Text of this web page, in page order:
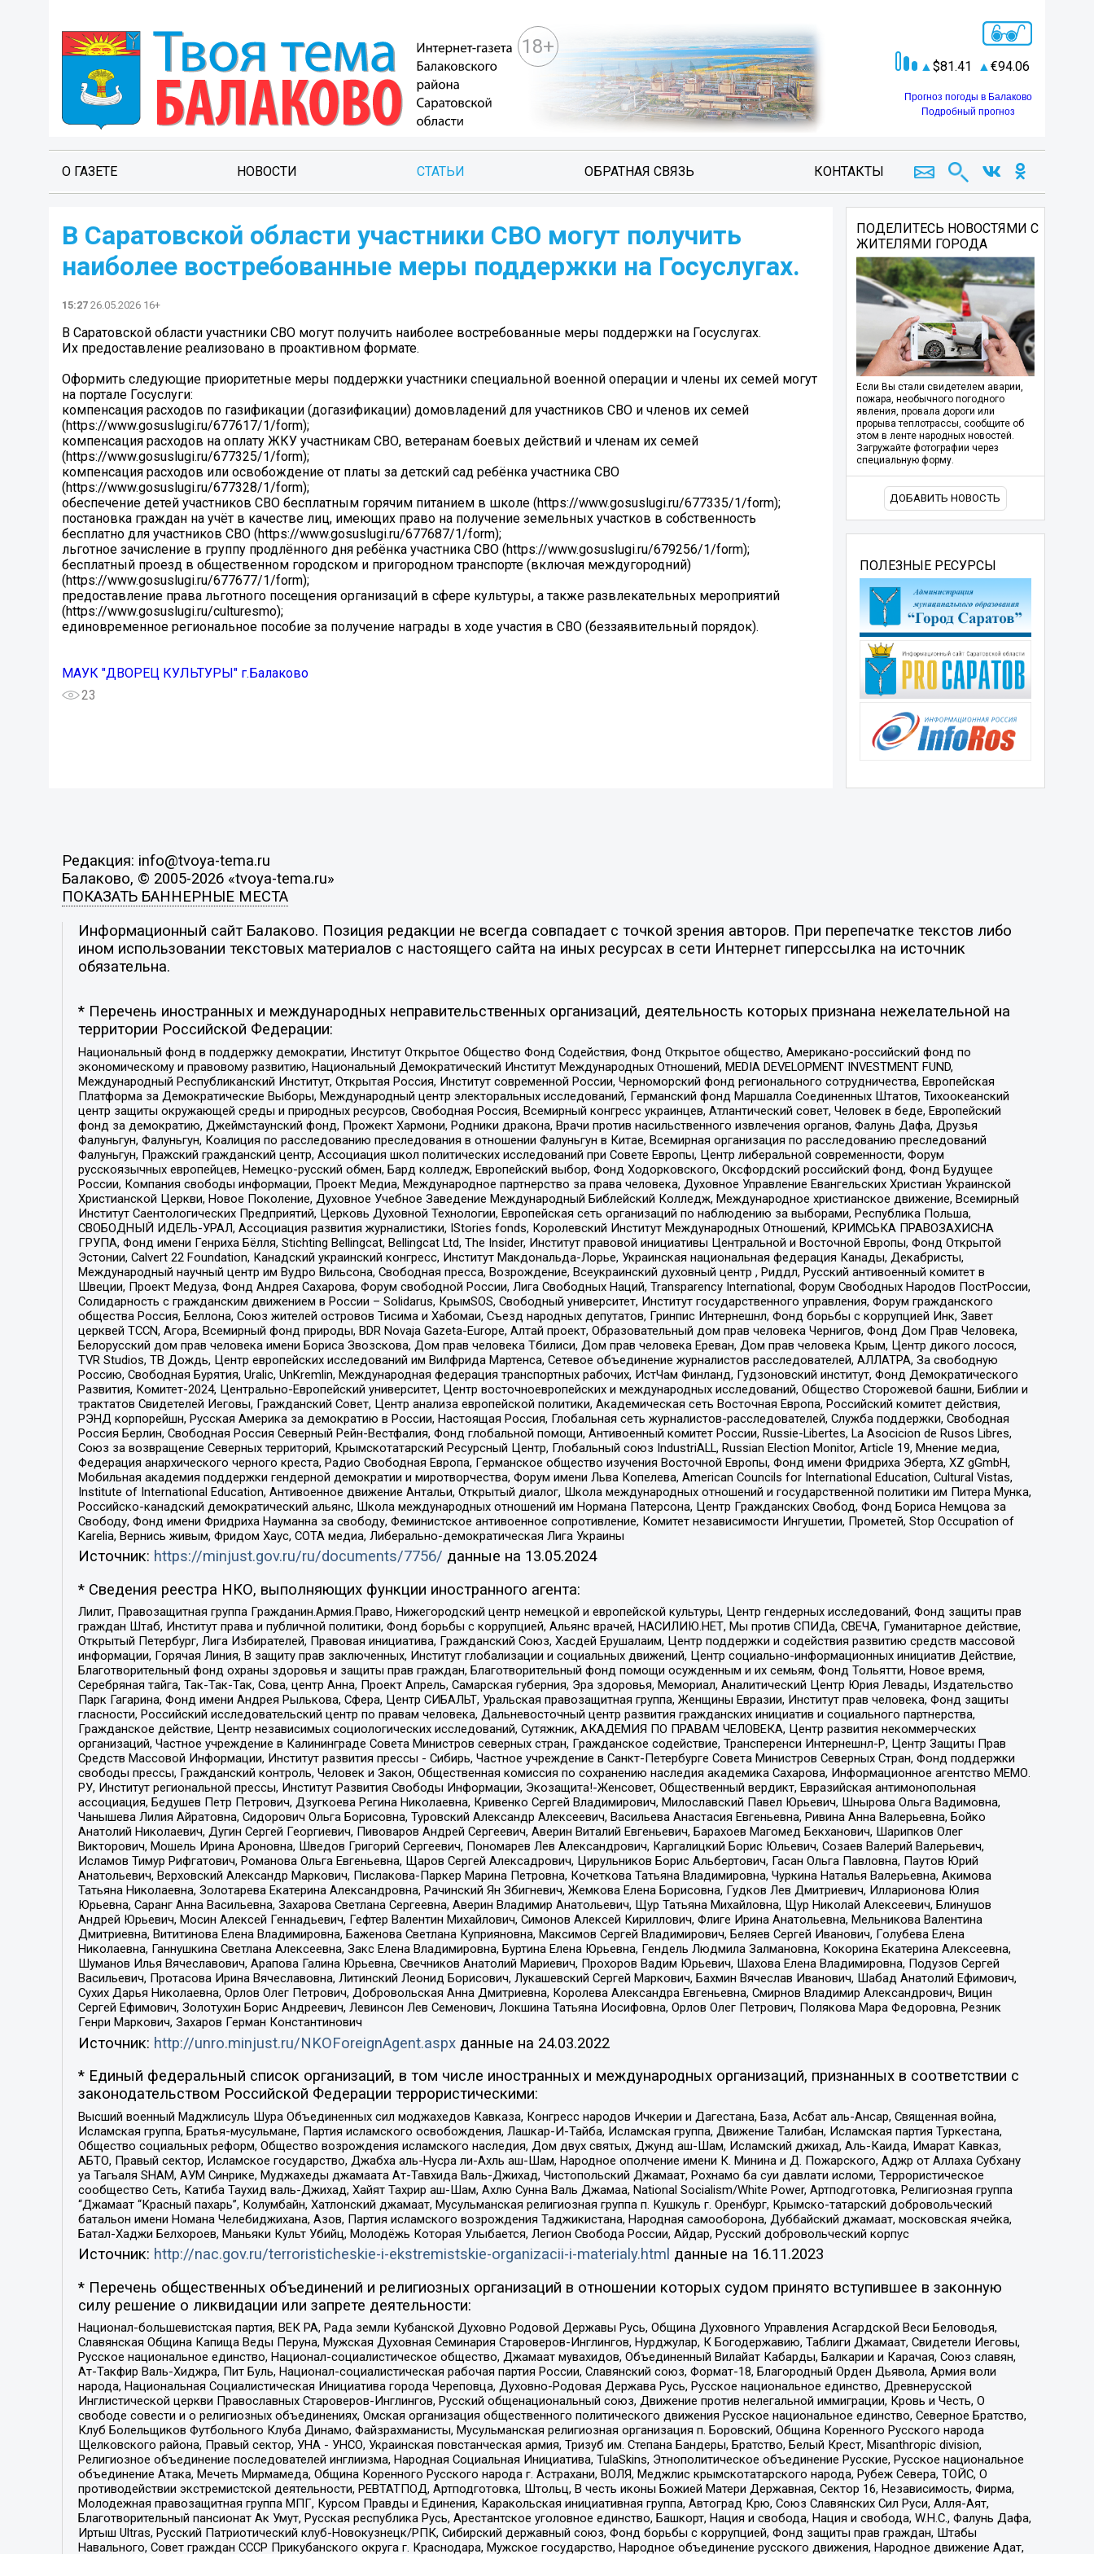
18+
81.41 94.06
Прогноз погоды в Балаково
Подробный прогноз
О ГАЗЕТЕ НОВОСТИ СТАТЬИ ОБРАТНАЯ СВЯЗЬ КОНТАКТЫ
В Саратовской области участники СВО могут получить
наиболее востребованные меры поддержки на Госуслугах.
15:27 26.05.2026 16+
В Саратовской области участники СВО могут получить наиболее востребованные меры поддержки на Госуслугах.
Их предоставление реализовано в проактивном формате.
Оформить следующие приоритетные меры поддержки участники специальной военной операции и члены их семей могут
на портале Госуслуги:
компенсация расходов по газификации (догазификации) домовладений для участников СВО и членов их семей
(https://www.gosuslugi.ru/677617/1/form);
компенсация расходов на оплату ЖКУ участникам СВО, ветеранам боевых действий и членам их семей
(https://www.gosuslugi.ru/677325/1/form);
компенсация расходов или освобождение от платы за детский сад ребёнка участника СВО
(https://www.gosuslugi.ru/677328/1/form);
обеспечение детей участников СВО бесплатным горячим питанием в школе (https://www.gosuslugi.ru/677335/1/form);
постановка граждан на учёт в качестве лиц, имеющих право на получение земельных участков в собственность
бесплатно для участников СВО (https://www.gosuslugi.ru/677687/1/form);
льготное зачисление в группу продлённого дня ребёнка участника СВО (https://www.gosuslugi.ru/679256/1/form);
бесплатный проезд в общественном городском и пригородном транспорте (включая междугородний)
(https://www.gosuslugi.ru/677677/1/form);
предоставление права льготного посещения организаций в сфере культуры, а также развлекательных мероприятий
(https://www.gosuslugi.ru/culturesmo);
единовременное региональное пособие за получение награды в ходе участия в СВО (беззаявительный порядок).
МАУК "ДВОРЕЦ КУЛЬТУРЫ" г.Балаково
23
ПОДЕЛИТЕСЬ НОВОСТЯМИ С
ЖИТЕЛЯМИ ГОРОДА
Если Вы стали свидетелем аварии,
пожара, необычного погодного
явления, провала дороги или
прорыва теплотрассы, сообщите об
этом в ленте народных новостей.
Загружайте фотографии через
специальную форму.
ДОБАВИТЬ НОВОСТЬ
ПОЛЕЗНЫЕ РЕСУРСЫ
Редакция: info@tvoya-tema.ru
Балаково, © 2005-2026 «tvoya-tema.ru»
ПОКАЗАТЬ БАННЕРНЫЕ МЕСТА
Информационный сайт Балаково. Позиция редакции не всегда совпадает с точкой зрения авторов. При перепечатке текстов либо
ином использовании текстовых материалов с настоящего сайта на иных ресурсах в сети Интернет гиперссылка на источник
обязательна.
* Перечень иностранных и международных неправительственных организаций, деятельность которых признана нежелательной на
территории Российской Федерации:
Национальный фонд в поддержку демократии, Институт Открытое Общество Фонд Содействия, Фонд Открытое общество, Американо-российский фонд по
экономическому и правовому развитию, Национальный Демократический Институт Международных Отношений, MEDIA DEVELOPMENT INVESTMENT FUND,
Международный Республиканский Институт, Открытая Россия, Институт современной России, Черноморский фонд регионального сотрудничества, Европейская
Платформа за Демократические Выборы, Международный центр электоральных исследований, Германский фонд Маршалла Соединенных Штатов, Тихоокеанский
центр защиты окружающей среды и природных ресурсов, Свободная Россия, Всемирный конгресс украинцев, Атлантический совет, Человек в беде, Европейский
фонд за демократию, Джеймстаунский фонд, Прожект Хармони, Родники дракона, Врачи против насильственного извлечения органов, Фалунь Дафа, Друзья
Фалуньгун, Фалуньгун, Коалиция по расследованию преследования в отношении Фалуньгун в Китае, Всемирная организация по расследованию преследований
Фалуньгун, Пражский гражданский центр, Ассоциация школ политических исследований при Совете Европы, Центр либеральной современности, Форум
русскоязычных европейцев, Немецко-русский обмен, Бард колледж, Европейский выбор, Фонд Ходорковского, Оксфордский российский фонд, Фонд Будущее
России, Компания свободы информации, Проект Медиа, Международное партнерство за права человека, Духовное Управление Евангельских Христиан Украинской
Христианской Церкви, Новое Поколение, Духовное Учебное Заведение Международный Библейский Колледж, Международное христианское движение, Всемирный
Институт Саентологических Предприятий, Церковь Духовной Технологии, Европейская сеть организаций по наблюдению за выборами, Республика Польша,
СВОБОДНЫЙ ИДЕЛЬ-УРАЛ, Ассоциация развития журналистики, IStories fonds, Королевский Институт Международных Отношений, КРИМСЬКА ПРАВОЗАХИСНА
ГРУПА, Фонд имени Генриха Бёлля, Stichting Bellingcat, Bellingcat Ltd, The Insider, Институт правовой инициативы Центральной и Восточной Европы, Фонд Открытой
Эстонии, Calvert 22 Foundation, Канадский украинский конгресс, Институт Макдональда-Лорье, Украинская национальная федерация Канады, Декабристы,
Международный научный центр им Вудро Вильсона, Свободная пресса, Возрождение, Всеукраинский духовный центр , Риддл, Русский антивоенный комитет в
Швеции, Проект Медуза, Фонд Андрея Сахарова, Форум свободной России, Лига Свободных Наций, Transparеncy International, Форум Свободных Народов ПостРоссии,
Солидарность с гражданским движением в России – Solidarus, КрымSOS, Свободный университет, Институт государственного управления, Форум гражданского
общества Россия, Беллона, Союз жителей островов Тисима и Хабомаи, Съезд народных депутатов, Гринпис Интернешнл, Фонд борьбы с коррупцией Инк, Завет
церквей TCCN, Агора, Всемирный фонд природы, BDR Novaja Gazeta-Europe, Алтай проект, Образовательный дом прав человека Чернигов, Фонд Дом Прав Человека,
Белорусский дом прав человека имени Бориса Звозскова, Дом прав человека Тбилиси, Дом прав человека Ереван, Дом прав человека Крым, Центр дикого лосося,
TVR Studios, ТВ Дождь, Центр европейских исследований им Вилфрида Мартенса, Сетевое объединение журналистов расследователей, АЛЛАТРА, За свободную
Россию, Свободная Бурятия, Uralic, UnKremlin, Международная федерация транспортных рабочих, ИстЧам Финланд, Гудзоновский институт, Фонд Демократического
Развития, Комитет-2024, Центрально-Европейский университет, Центр восточноевропейских и международных исследований, Общество Сторожевой башни, Библии и
трактатов Свидетелей Иеговы, Гражданский Совет, Центр анализа европейской политики, Академическая сеть Восточная Европа, Российский комитет действия,
РЭНД корпорейшн, Русская Америка за демократию в России, Настоящая Россия, Глобальная сеть журналистов-расследователей, Служба поддержки, Свободная
Россия Берлин, Свободная Россия Северный Рейн-Вестфалия, Фонд глобальной помощи, Антивоенный комитет России, Russie-Libertes, La Asocicion de Rusos Libres,
Союз за возвращение Северных территорий, Крымскотатарский Ресурсный Центр, Глобальный союз IndustriALL, Russian Election Monitor, Article 19, Мнение медиа,
Федерация анархического черного креста, Радио Свободная Европа, Германское общество изучения Восточной Европы, Фонд имени Фридриха Эберта, XZ gGmbH,
Мобильная академия поддержки гендерной демократии и миротворчества, Форум имени Льва Копелева, American Councils for International Education, Cultural Vistas,
Institute of International Education, Антивоенное движение Антальи, Открытый диалог, Школа международных отношений и государственной политики им Питера Мунка,
Российско-канадский демократический альянс, Школа международных отношений им Нормана Патерсона, Центр Гражданских Свобод, Фонд Бориса Немцова за
Свободу, Фонд имени Фридриха Науманна за свободу, Феминистское антивоенное сопротивление, Комитет независимости Ингушетии, Прометей, Stop Occupation of
Karelia, Вернись живым, Фридом Хаус, СОТА медиа, Либерально-демократическая Лига Украины
Источник: https://minjust.gov.ru/ru/documents/7756/ данные на 13.05.2024
* Сведения реестра НКО, выполняющих функции иностранного агента:
Лилит, Правозащитная группа Гражданин.Армия.Право, Нижегородский центр немецкой и европейской культуры, Центр гендерных исследований, Фонд защиты прав
граждан Штаб, Институт права и публичной политики, Фонд борьбы с коррупцией, Альянс врачей, НАСИЛИЮ.НЕТ, Мы против СПИДа, СВЕЧА, Гуманитарное действие,
Открытый Петербург, Лига Избирателей, Правовая инициатива, Гражданский Союз, Хасдей Ерушалаим, Центр поддержки и содействия развитию средств массовой
информации, Горячая Линия, В защиту прав заключенных, Институт глобализации и социальных движений, Центр социально-информационных инициатив Действие,
Благотворительный фонд охраны здоровья и защиты прав граждан, Благотворительный фонд помощи осужденным и их семьям, Фонд Тольятти, Новое время,
Серебряная тайга, Так-Так-Так, Сова, центр Анна, Проект Апрель, Самарская губерния, Эра здоровья, Мемориал, Аналитический Центр Юрия Левады, Издательство
Парк Гагарина, Фонд имени Андрея Рылькова, Сфера, Центр СИБАЛЬТ, Уральская правозащитная группа, Женщины Евразии, Институт прав человека, Фонд защиты
гласности, Российский исследовательский центр по правам человека, Дальневосточный центр развития гражданских инициатив и социального партнерства,
Гражданское действие, Центр независимых социологических исследований, Сутяжник, АКАДЕМИЯ ПО ПРАВАМ ЧЕЛОВЕКА, Центр развития некоммерческих
организаций, Частное учреждение в Калининграде Совета Министров северных стран, Гражданское содействие, Трансперенси Интернешнл-Р, Центр Защиты Прав
Средств Массовой Информации, Институт развития прессы - Сибирь, Частное учреждение в Санкт-Петербурге Совета Министров Северных Стран, Фонд поддержки
свободы прессы, Гражданский контроль, Человек и Закон, Общественная комиссия по сохранению наследия академика Сахарова, Информационное агентство МЕМО.
РУ, Институт региональной прессы, Институт Развития Свободы Информации, Экозащита!-Женсовет, Общественный вердикт, Евразийская антимонопольная
ассоциация, Бедушев Петр Петрович, Дзугкоева Регина Николаевна, Кривенко Сергей Владимирович, Милославский Павел Юрьевич, Шнырова Ольга Вадимовна,
Чанышева Лилия Айратовна, Сидорович Ольга Борисовна, Туровский Александр Алексеевич, Васильева Анастасия Евгеньевна, Ривина Анна Валерьевна, Бойко
Анатолий Николаевич, Дугин Сергей Георгиевич, Пивоваров Андрей Сергеевич, Аверин Виталий Евгеньевич, Барахоев Магомед Бекханович, Шарипков Олег
Викторович, Мошель Ирина Ароновна, Шведов Григорий Сергеевич, Пономарев Лев Александрович, Каргалицкий Борис Юльевич, Созаев Валерий Валерьевич,
Исламов Тимур Рифгатович, Романова Ольга Евгеньевна, Щаров Сергей Алексадрович, Цирульников Борис Альбертович, Гасан Ольга Павловна, Паутов Юрий
Анатольевич, Верховский Александр Маркович, Пислакова-Паркер Марина Петровна, Кочеткова Татьяна Владимировна, Чуркина Наталья Валерьевна, Акимова
Татьяна Николаевна, Золотарева Екатерина Александровна, Рачинский Ян Збигневич, Жемкова Елена Борисовна, Гудков Лев Дмитриевич, Илларионова Юлия
Юрьевна, Саранг Анна Васильевна, Захарова Светлана Сергеевна, Аверин Владимир Анатольевич, Щур Татьяна Михайловна, Щур Николай Алексеевич, Блинушов
Андрей Юрьевич, Мосин Алексей Геннадьевич, Гефтер Валентин Михайлович, Симонов Алексей Кириллович, Флиге Ирина Анатольевна, Мельникова Валентина
Дмитриевна, Вититинова Елена Владимировна, Баженова Светлана Куприяновна, Максимов Сергей Владимирович, Беляев Сергей Иванович, Голубева Елена
Николаевна, Ганнушкина Светлана Алексеевна, Закс Елена Владимировна, Буртина Елена Юрьевна, Гендель Людмила Залмановна, Кокорина Екатерина Алексеевна,
Шуманов Илья Вячеславович, Арапова Галина Юрьевна, Свечников Анатолий Мариевич, Прохоров Вадим Юрьевич, Шахова Елена Владимировна, Подузов Сергей
Васильевич, Протасова Ирина Вячеславовна, Литинский Леонид Борисович, Лукашевский Сергей Маркович, Бахмин Вячеслав Иванович, Шабад Анатолий Ефимович,
Сухих Дарья Николаевна, Орлов Олег Петрович, Добровольская Анна Дмитриевна, Королева Александра Евгеньевна, Смирнов Владимир Александрович, Вицин
Сергей Ефимович, Золотухин Борис Андреевич, Левинсон Лев Семенович, Локшина Татьяна Иосифовна, Орлов Олег Петрович, Полякова Мара Федоровна, Резник
Генри Маркович, Захаров Герман Константинович
Источник: http://unro.minjust.ru/NKOForeignAgent.aspxданные на 24.03.2022
* Единый федеральный список организаций, в том числе иностранных и международных организаций, признанных в соответствии с
законодательством Российской Федерации террористическими:
Высший военный Маджлисуль Шура Объединенных сил моджахедов Кавказа, Конгресс народов Ичкерии и Дагестана, База, Асбат аль-Ансар, Священная война,
Исламская группа, Братья-мусульмане, Партия исламского освобождения, Лашкар-И-Тайба, Исламская группа, Движение Талибан, Исламская партия Туркестана,
Общество социальных реформ, Общество возрождения исламского наследия, Дом двух святых, Джунд аш-Шам, Исламский джихад, Аль-Каида, Имарат Кавказ,
АБТО, Правый сектор, Исламское государство, Джабха аль-Нусра ли-Ахль аш-Шам, Народное ополчение имени К. Минина и Д. Пожарского, Аджр от Аллаха Субхану
уа Тагьаля SHAM, АУМ Синрике, Муджахеды джамаата Ат-Тавхида Валь-Джихад, Чистопольский Джамаат, Рохнамо ба суи давлати исломи, Террористическое
сообщество Сеть, Катиба Таухид валь-Джихад, Хайят Тахрир аш-Шам, Ахлю Сунна Валь Джамаа, National Socialism/White Power, Артподготовка, Религиозная группа
“Джамаат “Красный пахарь”, Колумбайн, Хатлонский джамаат, Мусульманская религиозная группа п. Кушкуль г. Оренбург, Крымско-татарский добровольческий
батальон имени Номана Челебиджихана, Азов, Партия исламского возрождения Таджикистана, Народная самооборона, Дуббайский джамаат, московская ячейка,
Батал-Хаджи Белхороев, Маньяки Культ Убийц, Молодёжь Которая Улыбается, Легион Свобода России, Айдар, Русский добровольческий корпус
Источник: http://nac.gov.ru/terroristicheskie-i-ekstremistskie-organizacii-i-materialy.html данные на 16.11.2023
* Перечень общественных объединений и религиозных организаций в отношении которых судом принято вступившее в законную
силу решение о ликвидации или запрете деятельности:
Национал-большевистская партия, ВЕК РА, Рада земли Кубанской Духовно Родовой Державы Русь, Община Духовного Управления Асгардской Веси Беловодья,
Славянская Община Капища Веды Перуна, Мужская Духовная Семинария Староверов-Инглингов, Нурджулар, К Богодержавию, Таблиги Джамаат, Свидетели Иеговы,
Русское национальное единство, Национал-социалистическое общество, Джамаат мувахидов, Объединенный Вилайат Кабарды, Балкарии и Карачая, Союз славян,
Ат-Такфир Валь-Хиджра, Пит Буль, Национал-социалистическая рабочая партия России, Славянский союз, Формат-18, Благородный Орден Дьявола, Армия воли
народа, Национальная Социалистическая Инициатива города Череповца, Духовно-Родовая Держава Русь, Русское национальное единство, Древнерусской
Инглистической церкви Православных Староверов-Инглингов, Русский общенациональный союз, Движение против нелегальной иммиграции, Кровь и Честь, О
свободе совести и о религиозных объединениях, Омская организация общественного политического движения Русское национальное единство, Северное Братство,
Клуб Болельщиков Футбольного Клуба Динамо, Файзрахманисты, Мусульманская религиозная организация п. Боровский, Община Коренного Русского народа
Щелковского района, Правый сектор, УНА - УНСО, Украинская повстанческая армия, Тризуб им. Степана Бандеры, Братство, Белый Крест, Misanthropic division,
Религиозное объединение последователей инглиизма, Народная Социальная Инициатива, TulaSkins, Этнополитическое объединение Русские, Русское национальное
объединение Атака, Мечеть Мирмамеда, Община Коренного Русского народа г. Астрахани, ВОЛЯ, Меджлис крымскотатарского народа, Рубеж Севера, ТОЙС, О
противодействии экстремистской деятельности, РЕВТАТПОД, Артподготовка, Штольц, В честь иконы Божией Матери Державная, Сектор 16, Независимость, Фирма,
Молодежная правозащитная группа МПГ, Курсом Правды и Единения, Каракольская инициативная группа, Автоград Крю, Союз Славянских Сил Руси, Алля-Аят,
Благотворительный пансионат Ак Умут, Русская республика Русь, Арестантское уголовное единство, Башкорт, Нация и свобода, Нация и свобода, W.H.С., Фалунь Дафа,
Иртыш Ultras, Русский Патриотический клуб-Новокузнецк/РПК, Сибирский державный союз, Фонд борьбы с коррупцией, Фонд защиты прав граждан, Штабы
Навального, Совет граждан СССР Прикубанского округа г. Краснодара, Мужское государство, Народное объединение русского движения, Народное движение Адат,